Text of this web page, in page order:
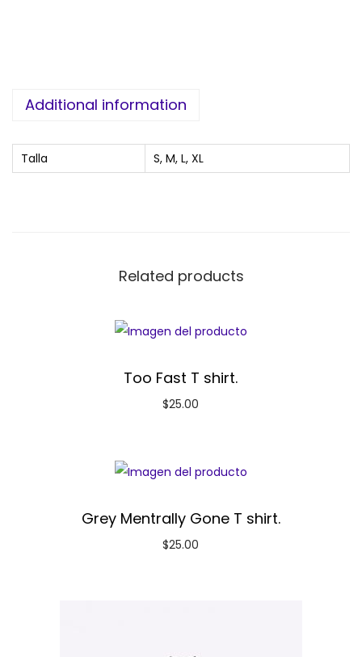
Additional information
Talla S, M, L, XL
Related products
Too Fast T shirt.
$25.00
Grey Mentrally Gone T shirt.
$25.00